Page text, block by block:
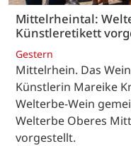
Mittelrheintal:
Künstleretikett
Gestern
Mittelrhein. Das
Künstlerin Mareike
Welterbe-Wein
Welterbe Oberes
vorgestellt.